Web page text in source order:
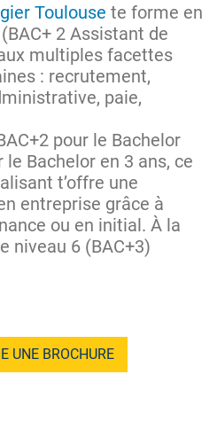
Toulouse te forme en
2 Assistant de
multiples facettes
: recrutement,
paie,
pour le Bachelor
le Bachelor en 3 ans, ce
t’offre une
entreprise grâce à
ou en initial. À la
niveau 6 (BAC+3)
UNE BROCHURE